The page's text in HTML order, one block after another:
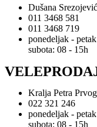
Dušana
011 3468 581
011 3468 719
ponedeljak -
subota: 08 - 15h
Kralja Petra
022 321 246
ponedeljak -
subota: 08 - 15h